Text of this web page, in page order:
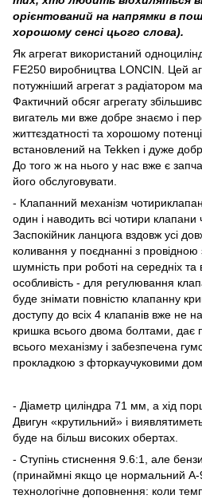
орієнтований на напрямки в
хорошому сенсі цього слова).
Як агрегат використаний
FE250 виробництва LONCIN. Цей
потужніший агрегат з радіатором
Фактичний обсяг агрегату
вигатель ми вже добре знаємо і
життєздатності та хорошому
встановлений на Tekken і дуже
До того ж на нього у нас вже є
його обслуговувати.
- Клапанний механізм
один і наводить всі чотири клапани
Заспокійник ланцюга вздовж усі
коливання у поєднанні з
шумність при роботі на середніх
особливість - для регулювання
буде знімати повністю клапанну
доступу до всіх 4 клапанів вже не
кришка всього двома болтами, дає
всього механізму і забезпечена
прокладкою з фторкаучуковими
- Діаметр циліндра 71 мм, а хід
Двигун «крутильний» і
буде на більш високих обертах.
- Ступінь стиснення 9.6:1, але
(принаймні якщо це нормальний
технологічне доповнення: коли